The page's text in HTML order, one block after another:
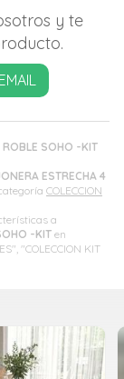
ROBLE SOHO -KIT
ESTRECHA 4
COLECCION
a
-KIT en
"COLECCION KIT
y te